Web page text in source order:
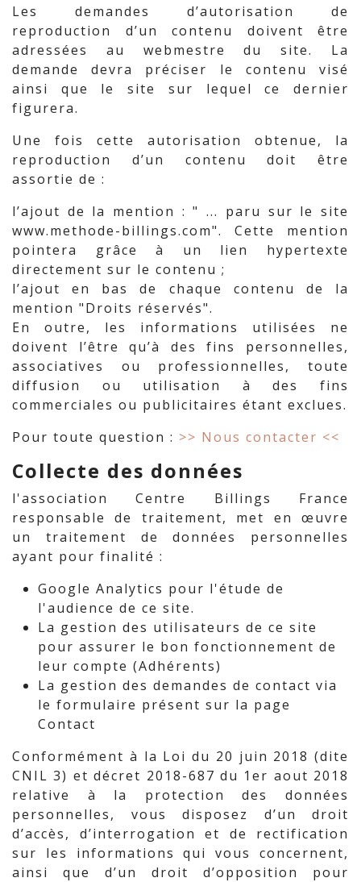
Les demandes d’autorisation de
reproduction d’un contenu doivent être
adressées au webmestre du site. La
demande devra préciser le contenu visé
ainsi que le site sur lequel ce dernier
figurera.
Une fois cette autorisation obtenue, la
reproduction d’un contenu doit être
assortie de :
l’ajout de la mention : " ... paru sur le site
www.methode-billings.com". Cette mention
pointera grâce à un lien hypertexte
directement sur le contenu ;
l’ajout en bas de chaque contenu de la
mention "Droits réservés".
En outre, les informations utilisées ne
doivent l’être qu’à des fins personnelles,
associatives ou professionnelles, toute
diffusion ou utilisation à des fins
commerciales ou publicitaires étant exclues.
Pour toute question : >> Nous contacter <<
Collecte des données
l'association Centre Billings France
responsable de traitement, met en œuvre
un traitement de données personnelles
ayant pour finalité :
Google Analytics pour l'étude de
l'audience de ce site.
La gestion des utilisateurs de ce site
pour assurer le bon fonctionnement de
leur compte (Adhérents)
La gestion des demandes de contact via
le formulaire présent sur la page
Contact
Conformément à la Loi du 20 juin 2018 (dite
CNIL 3) et décret 2018-687 du 1er aout 2018
relative à la protection des données
personnelles, vous disposez d’un droit
d’accès, d’interrogation et de rectification
sur les informations qui vous concernent,
ainsi que d’un droit d’opposition pour